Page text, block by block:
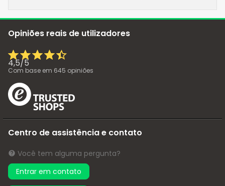
Opiniões reais de utilizadores
4,5/5
Com base em 645 opiniões
Centro de assistência e contato
Você tem alguma pergunta?
Entrar em contato